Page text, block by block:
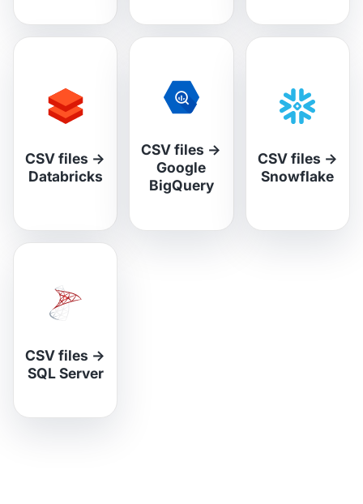
CSV files →
Databricks
CSV files →
Google
BigQuery
CSV files →
Snowflake
CSV files →
SQL Server